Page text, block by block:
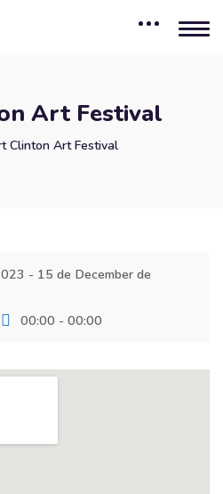
Art Festival
Clinton Art Festival
- 15 de December de
00:00 - 00:00